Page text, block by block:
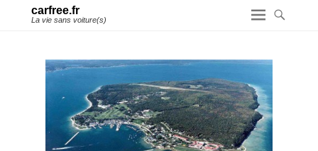
carfree.fr
La vie sans voiture(s)